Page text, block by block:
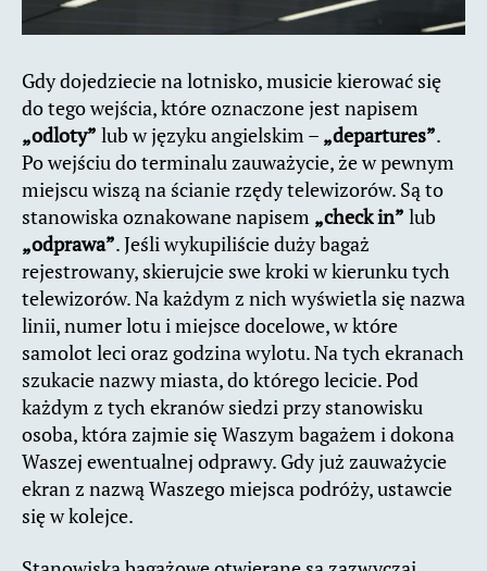
Gdy dojedziecie na lotnisko, musicie kierować się
do tego wejścia, które oznaczone jest napisem
„odloty” lub w języku angielskim – „departures”.
Po wejściu do terminalu zauważycie, że w pewnym
miejscu wiszą na ścianie rzędy telewizorów. Są to
stanowiska oznakowane napisem „check in” lub
„odprawa”. Jeśli wykupiliście duży bagaż
rejestrowany, skierujcie swe kroki w kierunku tych
telewizorów. Na każdym z nich wyświetla się nazwa
linii, numer lotu i miejsce docelowe, w które
samolot leci oraz godzina wylotu. Na tych ekranach
szukacie nazwy miasta, do którego lecicie. Pod
każdym z tych ekranów siedzi przy stanowisku
osoba, która zajmie się Waszym bagażem i dokona
Waszej ewentualnej odprawy. Gdy już zauważycie
ekran z nazwą Waszego miejsca podróży, ustawcie
się w kolejce.